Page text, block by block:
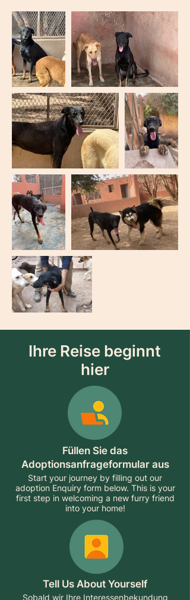
Ihre Reise beginnt
hier
Füllen Sie das
Adoptionsanfrageformular aus
Start your journey by filling out our
adoption Enquiry form below. This is your
first step in welcoming a new furry friend
into your home!
Tell Us About Yourself
Sobald wir Ihre Interessenbekundung